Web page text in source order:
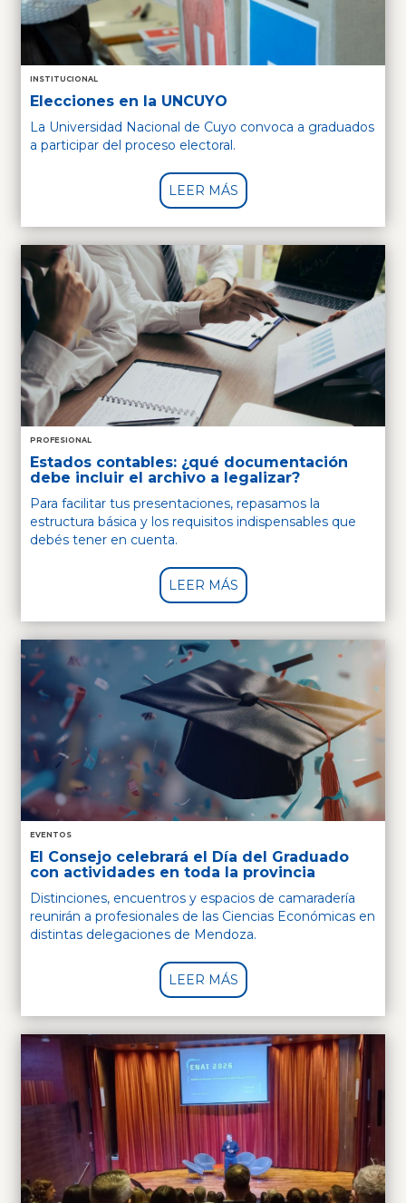
INSTITUCIONAL
Elecciones en la UNCUYO
La Universidad Nacional de Cuyo convoca a graduados
a participar del proceso electoral.
LEER MÁS
PROFESIONAL
Estados contables: ¿qué documentación
debe incluir el archivo a legalizar?
Para facilitar tus presentaciones, repasamos la
estructura básica y los requisitos indispensables que
debés tener en cuenta.
LEER MÁS
EVENTOS
El Consejo celebrará el Día del Graduado
con actividades en toda la provincia
Distinciones, encuentros y espacios de camaradería
reunirán a profesionales de las Ciencias Económicas en
distintas delegaciones de Mendoza.
LEER MÁS